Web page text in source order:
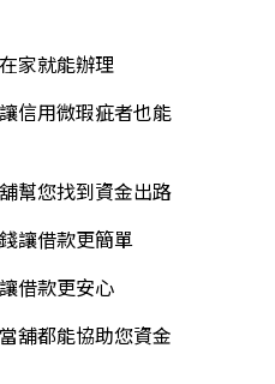
家就能辦理
信用微瑕疵者也能
幫您找到資金出路
讓借款更簡單
借款更安心
舖都能協助您資金